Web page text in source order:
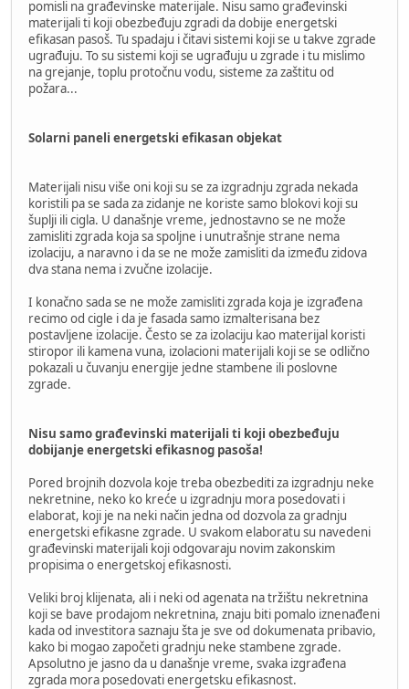
pomisli na građevinske materijale. Nisu samo građevinski
materijali ti koji obezbeđuju zgradi da dobije energetski
efikasan pasoš. Tu spadaju i čitavi sistemi koji se u takve zgrade
ugrađuju. To su sistemi koji se ugrađuju u zgrade i tu mislimo
na grejanje, toplu protočnu vodu, sisteme za zaštitu od
požara...
Solarni paneli energetski efikasan objekat
Materijali nisu više oni koji su se za izgradnju zgrada nekada
koristili pa se sada za zidanje ne koriste samo blokovi koji su
šuplji ili cigla. U današnje vreme, jednostavno se ne može
zamisliti zgrada koja sa spoljne i unutrašnje strane nema
izolaciju, a naravno i da se ne može zamisliti da između zidova
dva stana nema i zvučne izolacije.
I konačno sada se ne može zamisliti zgrada koja je izgrađena
recimo od cigle i da je fasada samo izmalterisana bez
postavljene izolacije. Često se za izolaciju kao materijal koristi
stiropor ili kamena vuna, izolacioni materijali koji se se odlično
pokazali u čuvanju energije jedne stambene ili poslovne
zgrade.
Nisu samo građevinski materijali ti koji obezbeđuju
dobijanje energetski efikasnog pasoša!
Pored brojnih dozvola koje treba obezbediti za izgradnju neke
nekretnine, neko ko kreće u izgradnju mora posedovati i
elaborat, koji je na neki način jedna od dozvola za gradnju
energetski efikasne zgrade. U svakom elaboratu su navedeni
građevinski materijali koji odgovaraju novim zakonskim
propisima o energetskoj efikasnosti.
Veliki broj klijenata, ali i neki od agenata na tržištu nekretnina
koji se bave prodajom nekretnina, znaju biti pomalo iznenađeni
kada od investitora saznaju šta je sve od dokumenata pribavio,
kako bi mogao započeti gradnju neke stambene zgrade.
Apsolutno je jasno da u današnje vreme, svaka izgrađena
zgrada mora posedovati energetsku efikasnost.